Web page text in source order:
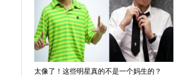
太像了！这些明星真的不是一个妈生的？